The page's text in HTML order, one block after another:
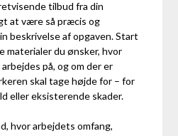
tilbud fra din
at være så præcis og
beskrivelse af opgaven. Start
materialer du ønsker, hvor
på, og om der er
skal tage højde for – for
eller eksisterende skader.
hvor arbejdets omfang,